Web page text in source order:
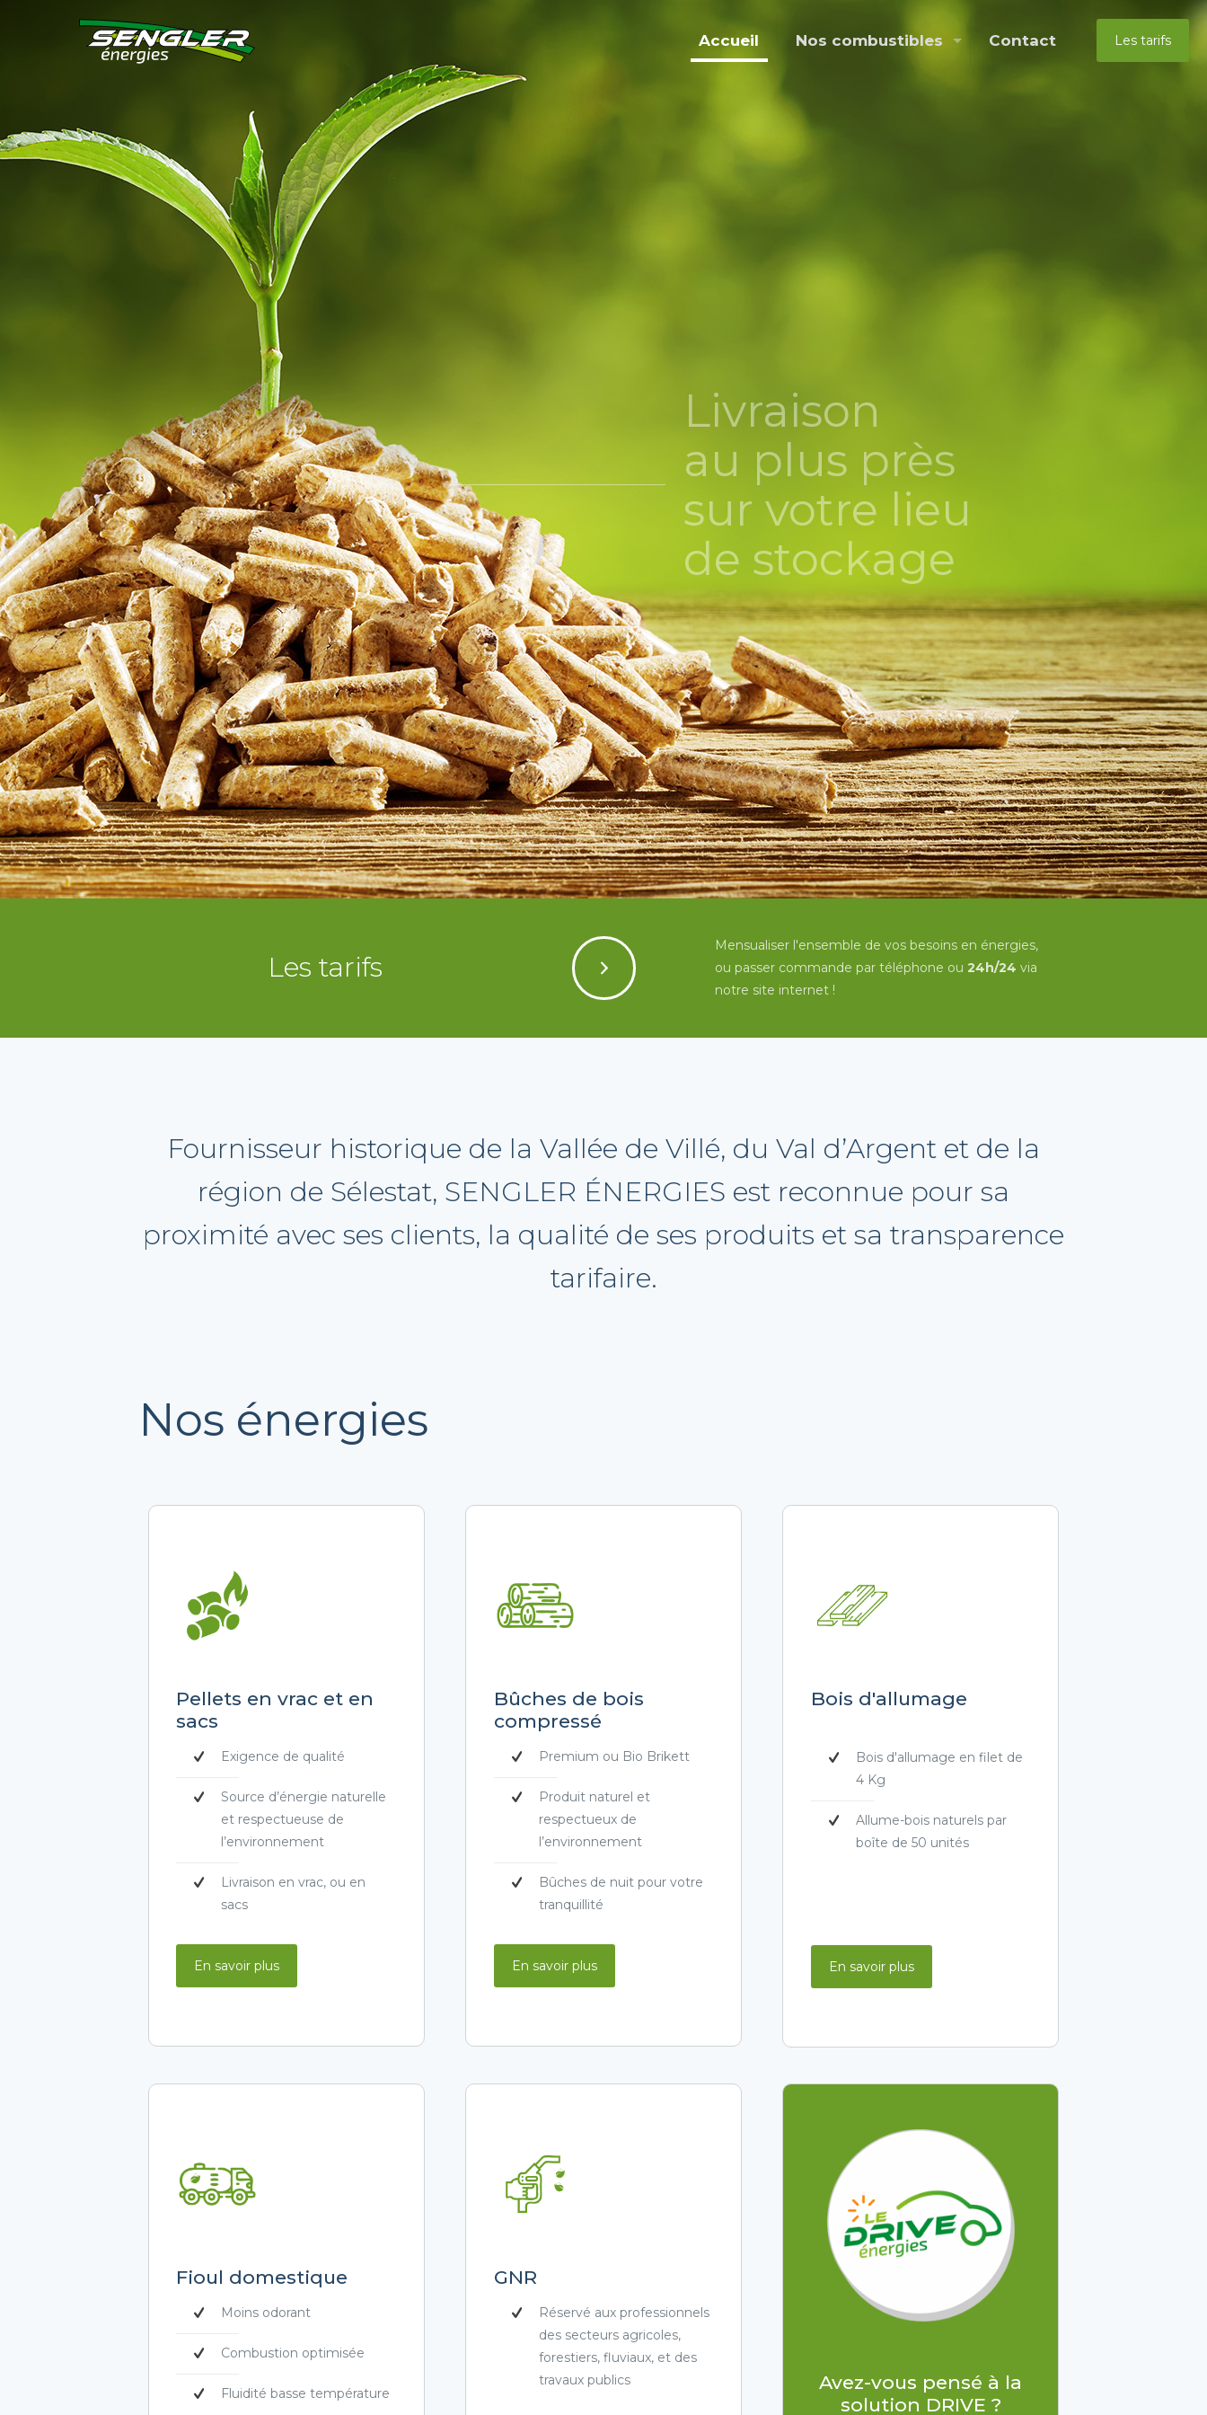
Accueil Nos combustibles Contact Les tarifs
Les tarifs
Mensualiser l'ensemble de vos besoins en énergies,
ou passer commande par téléphone ou 24h/24 via
notre site internet !
Fournisseur historique de la Vallée de Villé, du Val d’Argent et de la
région de Sélestat, SENGLER ÉNERGIES est reconnue pour sa
proximité avec ses clients, la qualité de ses produits et sa transparence
tarifaire.
Nos énergies
Pellets en vrac et en
sacs
Exigence de qualité
Source d’énergie naturelle
et respectueuse de
l’environnement
Livraison en vrac, ou en
sacs
En savoir plus
Bûches de bois
compressé
Premium ou Bio Brikett
Produit naturel et
respectueux de
l’environnement
Bûches de nuit pour votre
tranquillité
En savoir plus
Bois d'allumage
Bois d'allumage en filet de
4 Kg
Allume-bois naturels par
boîte de 50 unités
En savoir plus
Fioul domestique
Moins odorant
Combustion optimisée
Fluidité basse température
GNR
Réservé aux professionnels
des secteurs agricoles,
forestiers, fluviaux, et des
travaux publics
Avez-vous pensé à la
solution DRIVE ?